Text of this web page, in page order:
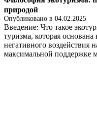
природой
Опубликовано в 04.02.2025
Введение: Что такое
туризма, которая
негативного
максимальной поддержке